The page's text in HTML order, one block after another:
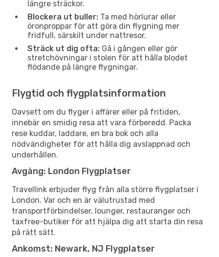
längre sträckor.
Blockera ut buller: Ta med hörlurar eller
öronproppar för att göra din flygning mer
fridfull, särskilt under nattresor.
Sträck ut dig ofta: Gå i gången eller gör
stretchövningar i stolen för att hålla blodet
flödande på längre flygningar.
Flygtid och flygplatsinformation
Oavsett om du flyger i affärer eller på fritiden,
innebär en smidig resa att vara förberedd. Packa
rese kuddar, laddare, en bra bok och alla
nödvändigheter för att hålla dig avslappnad och
underhållen.
Avgång: London Flygplatser
Travellink erbjuder flyg från alla större flygplatser i
London. Var och en är välutrustad med
transportförbindelser, lounger, restauranger och
taxfree-butiker för att hjälpa dig att starta din resa
på rätt sätt.
Ankomst: Newark, NJ Flygplatser